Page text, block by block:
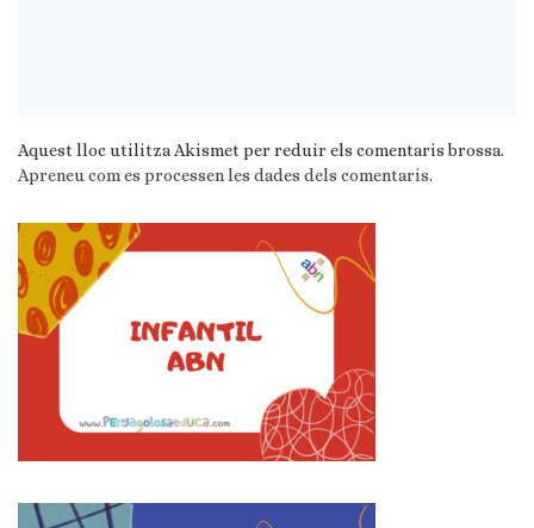
Aquest lloc utilitza Akismet per reduir els comentaris brossa.
Apreneu com es processen les dades dels comentaris.